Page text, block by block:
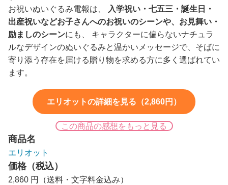
お祝いぬいぐるみ電報は、
入学祝い・七五三・誕生日・
出産祝いなどお子さんへのお祝いのシーンや、お見舞い・
励ましのシーンにも、 キャラクターに偏らないナチュラ
ルなデザインのぬいぐるみと温かいメッセージで、そばに
寄り添う存在を届ける贈り物を求める方に多く選ばれてい
ます。
エリオットの詳細を見る（2,860円）
この商品の感想をもっと見る
商品名
エリオット
価格（税込）
2,860 円（送料・文字料金込み）